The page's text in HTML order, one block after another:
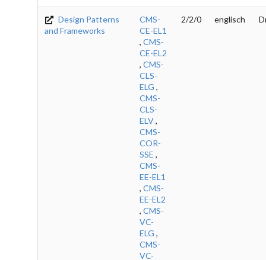
Design Patterns
and Frameworks
CMS-
CE-EL1
, CMS-
CE-EL2
, CMS-
CLS-
ELG ,
CMS-
CLS-
ELV,
CMS-
COR-
SSE ,
CMS-
EE-EL1
, CMS-
EE-EL2
, CMS-
VC-
ELG ,
CMS-
VC-
2/2/0 englisch